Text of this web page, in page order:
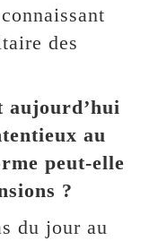
des
aujourd’hui
au
peut-elle
?
du jour au